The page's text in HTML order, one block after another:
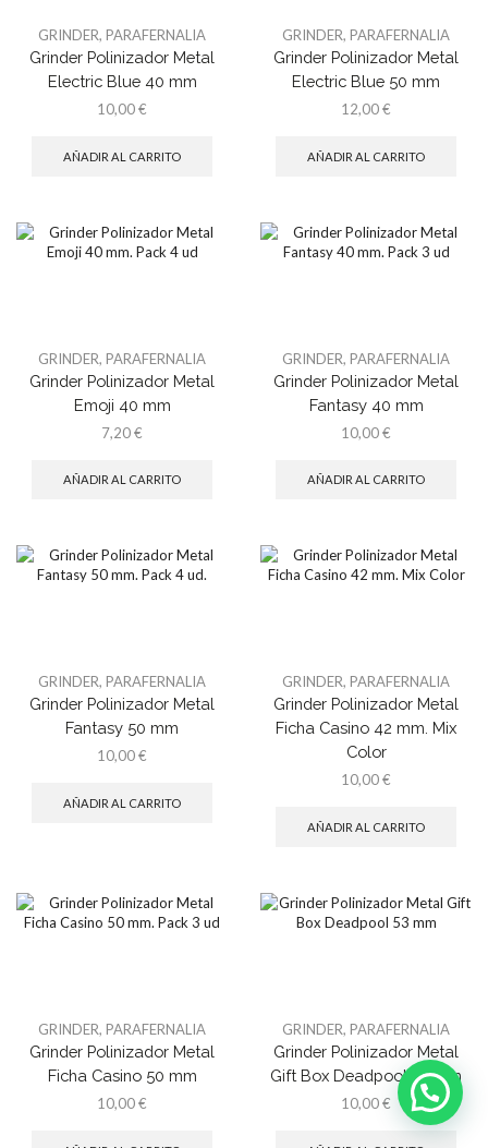
GRINDER, PARAFERNALIA
Grinder Polinizador Metal
Electric Blue 40 mm
10,00€
AÑADIR AL CARRITO
GRINDER, PARAFERNALIA
Grinder Polinizador Metal
Electric Blue 50 mm
12,00€
AÑADIR AL CARRITO
GRINDER, PARAFERNALIA
Grinder Polinizador Metal
Emoji 40 mm
7,20€
AÑADIR AL CARRITO
GRINDER, PARAFERNALIA
Grinder Polinizador Metal
Fantasy 40 mm
10,00€
AÑADIR AL CARRITO
GRINDER, PARAFERNALIA
Grinder Polinizador Metal
Fantasy 50 mm
10,00€
AÑADIR AL CARRITO
GRINDER, PARAFERNALIA
Grinder Polinizador Metal
Ficha Casino 42 mm. Mix
Color
10,00€
AÑADIR AL CARRITO
GRINDER, PARAFERNALIA
Grinder Polinizador Metal
Ficha Casino 50 mm
10,00€
GRINDER, PARAFERNALIA
Grinder Polinizador Metal
Gift Box Deadpool 53 mm
10,00€